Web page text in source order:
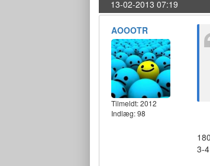
13-02-2013 07:19
AOOOTR
Tilmeldt:2012
Indlæg: 98
3-